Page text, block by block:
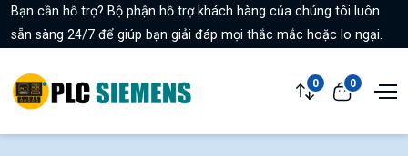
Bạn cần hỗ trợ? Bộ phận hỗ trợ khách hàng của chúng tôi luôn
sẵn sàng 24/7 để giúp bạn giải đáp mọi thắc mắc hoặc lo ngại.
0 0